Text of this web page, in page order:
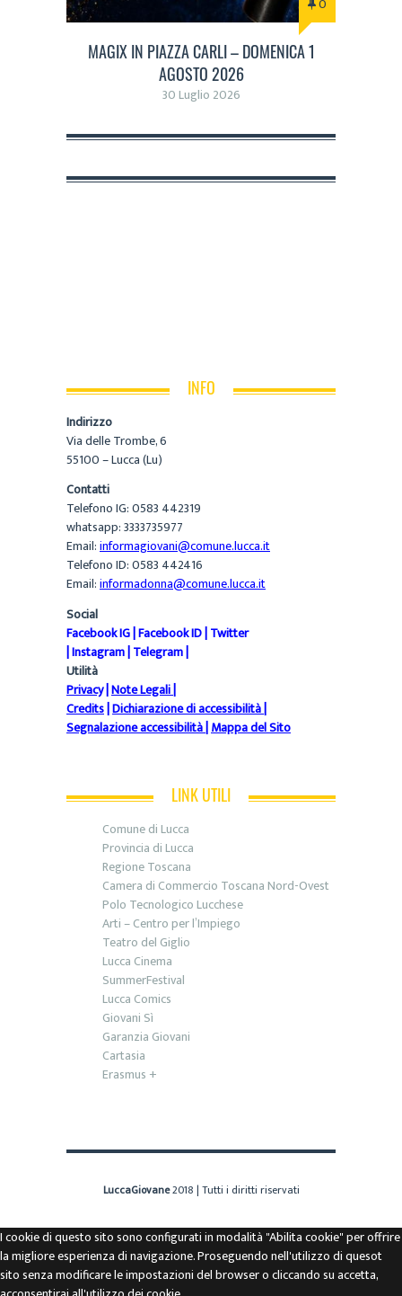
0
MAGIX IN PIAZZA CARLI – DOMENICA 1
AGOSTO 2026
30 Luglio 2026
INFO
Indirizzo
Via delle Trombe, 6
55100 – Lucca (Lu)
Contatti
Telefono IG: 0583 442319
whatsapp: 3333735977
Email:informagiovani@comune.lucca.it
Telefono ID: 0583 442416
Email:informadonna@comune.lucca.it
Social
Facebook IG|Facebook ID|Twitter
|Instagram|Telegram|
Utilità
Privacy|Note Legali|
Credits|Dichiarazione di accessibilità|
Segnalazione accessibilità|Mappa del Sito
LINK UTILI
Comune di Lucca
Provincia di Lucca
Regione Toscana
Camera di Commercio Toscana Nord-Ovest
Polo Tecnologico Lucchese
Arti – Centro per l’Impiego
Teatro del Giglio
Lucca Cinema
SummerFestival
Lucca Comics
Giovani Sì
Garanzia Giovani
Cartasia
Erasmus +
LuccaGiovane2018 | Tutti i diritti riservati
I cookie di questo sito sono configurati in modalità "Abilita cookie" per offrire
la migliore esperienza di navigazione. Proseguendo nell'utilizzo di quesot
sito senza modificare le impostazioni del browser o cliccando su accetta,